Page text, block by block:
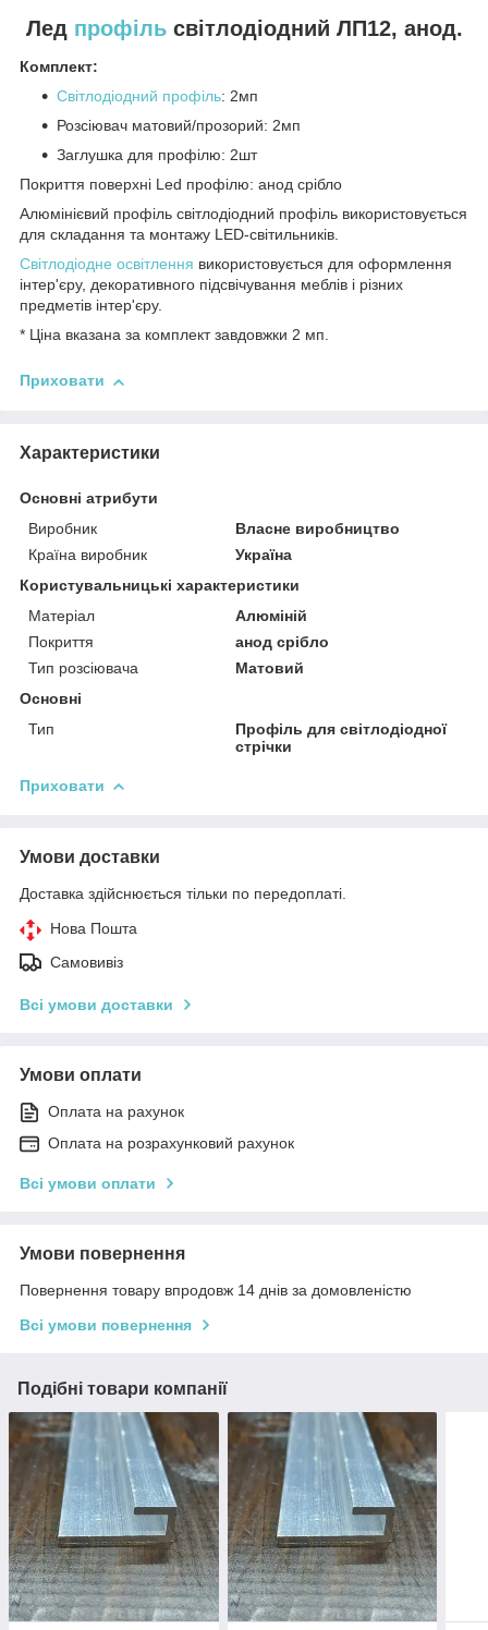
Лед профільсвітлодіодний ЛП12, анод.
Комплект:
Світлодіодний профіль: 2мп
Розсіювач матовий/прозорий: 2мп
Заглушка для профілю: 2шт
Покриття поверхні Led профілю: анод срібло
Алюмінієвий профіль світлодіодний профіль використовується
для складання та монтажу LED-світильників.
Світлодіодне освітлення використовується для оформлення
інтер'єру, декоративного підсвічування меблів і різних
предметів інтер'єру.
* Ціна вказана за комплект завдовжки 2 мп.
Приховати
Характеристики
Основні атрибути
Виробник
Власне виробництво
Країна виробник
Україна
Користувальницькі характеристики
Матеріал
Алюміній
Покриття
анод срібло
Тип розсіювача
Матовий
Основні
Тип
Профіль для світлодіодної
стрічки
Приховати
Умови доставки
Доставка здійснюється тільки по передоплаті.
Нова Пошта
Самовивіз
Всі умови доставки
Умови оплати
Оплата на рахунок
Оплата на розрахунковий рахунок
Всі умови оплати
Умови повернення
Повернення товару впродовж 14 днів за домовленістю
Всі умови повернення
Подібні товари компанії